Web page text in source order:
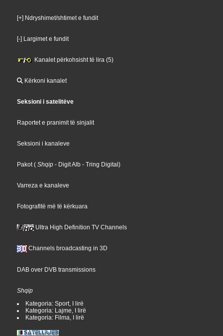
[+] Ndryshimet/shtimet e fundit
[-] Largimet e fundit
Kanalet përkohsisht të lira (5)
Kërkoni kanalet
Seksioni i satelitëve
Raportet e pranimit të sinjalit
Seksioni i kanaleve
Pakot ( Shqip - Digit Alb - Tring Digital)
Varreza e kanaleve
Fotografitë më të kërkuara
Ultra High Definition TV Channels
Channels broadcasting in 3D
DAB over DVB transmissions
Shqip
Kategoria: Sport, I lirë
Kategoria: Lajme, I lirë
Kategoria: Filma, I lirë